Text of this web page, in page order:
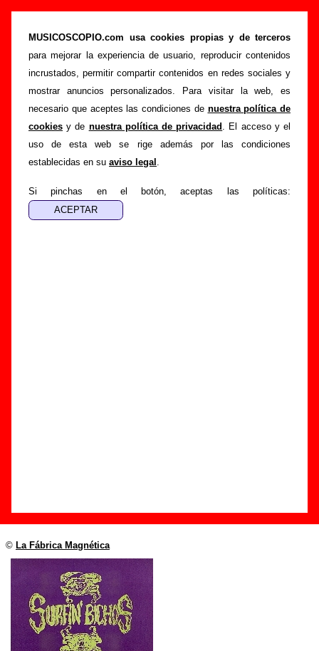
MUSICOSCOPIO.com usa cookies propias y de terceros
para mejorar la experiencia de usuario, reproducir contenidos
incrustados, permitir compartir contenidos en redes sociales y
mostrar anuncios personalizados. Para visitar la web, es
necesario que aceptes las condiciones de nuestra política de
cookies y de nuestra política de privacidad . El acceso y el
uso de esta web se rige además por las condiciones
establecidas en su aviso legal .
Si pinchas en el botón, aceptas las políticas:
“Vive el peligro” (Single de vinilo de 7’’, 1990) -
Surfin’ Bichos
Portada >Surfin’ Bichos >Discografía >Vive el peligro
Esta página pretende recopilar todo tipo de información
sobre eldisco “Vive el peligro”, interpretado por Surfin’
Bichos. Además del listado de canciones incluidas en el
disco, también se mostrarán en esta página otros tipos de
información a medida que estén disponibles: los datos
de las canciones (productor, músicos, colaboradores y
responsables de la grabación, las mezclas y la
Diseño
© La Fábrica Magnética